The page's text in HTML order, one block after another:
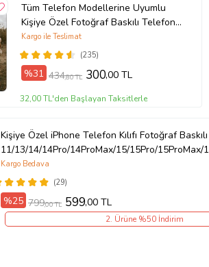
Tüm Telefon Modellerine Uyumlu
Kişiye Özel Fotoğraf Baskılı Telefon
Kılıfı
(235)
Kargo ile Teslimat
%31 434,80 TL 300,00 TL
32,00 TL'den Başlayan Taksitlerle
Kişiye Özel iPhone Telefon Kılıfı Fotoğraf Baskılı
11/13/14/14Pro/14ProMax/15/15Pro/
(29)
Kargo Bedava
%25 799,00 TL 599,00 TL
2. Ürüne %50 İndirim